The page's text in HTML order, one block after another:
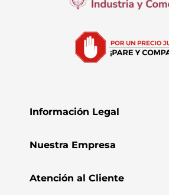
Información Legal
Nuestra Empresa
Atención al Cliente